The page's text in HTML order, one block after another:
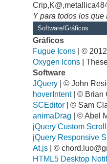
Y para todos los que
Software/Gráficos
Gráficos
Fugue Icons | ©
Oxygen Icons |
Software
JQuery | © John
hoverIntent| © Brian
SCEditor | © Sam
animaDrag | © Abel
jQuery Custom
jQuery Responsive
At.js | ©
HTML5 Desktop